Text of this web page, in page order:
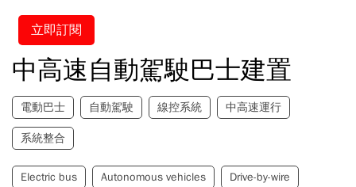
立即訂閱
中高速自動駕駛巴士建置
電動巴士 自動駕駛 線控系統 中高速運行
系統整合
Electric bus Autonomous vehicles Drive-by-wire